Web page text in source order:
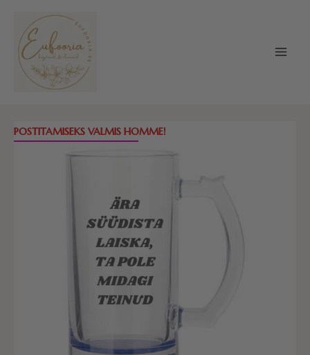
content
POSTITAMISEKS VALMIS HOMME!
Õllekann